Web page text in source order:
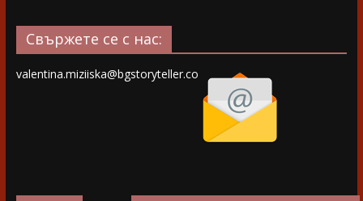
Свържете се с нас:
valentina.miziiska@bgstoryteller.co